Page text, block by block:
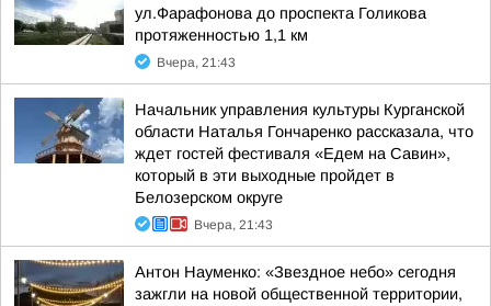
ул.Фарафонова до проспекта Голикова
протяженностью 1,1 км
Вчера, 21:43
Начальник управления культуры Курганской
области Наталья Гончаренко рассказала, что
ждет гостей фестиваля «Едем на Савин»,
который в эти выходные пройдет в
Белозерском округе
Вчера, 21:43
Антон Науменко: «Звездное небо» сегодня
зажгли на новой общественной территории,